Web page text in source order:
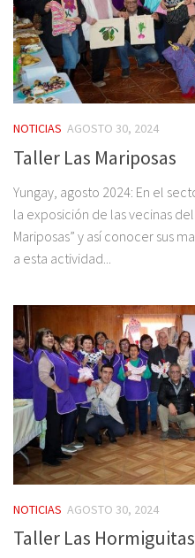
NOTICIAS AGOSTO 30, 2024
Taller Las Mariposas
Yungay, agosto 2024: En el
la exposición de las vecinas
Mariposas” y así conocer sus
a esta actividad...
NOTICIAS AGOSTO 30, 2024
Taller Las Hormiguitas